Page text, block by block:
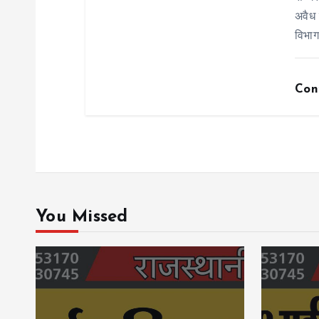
अवैध
You Missed